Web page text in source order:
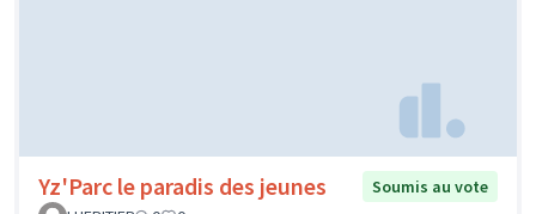
Yz'Parc le paradis des jeunes
Soumis au vote